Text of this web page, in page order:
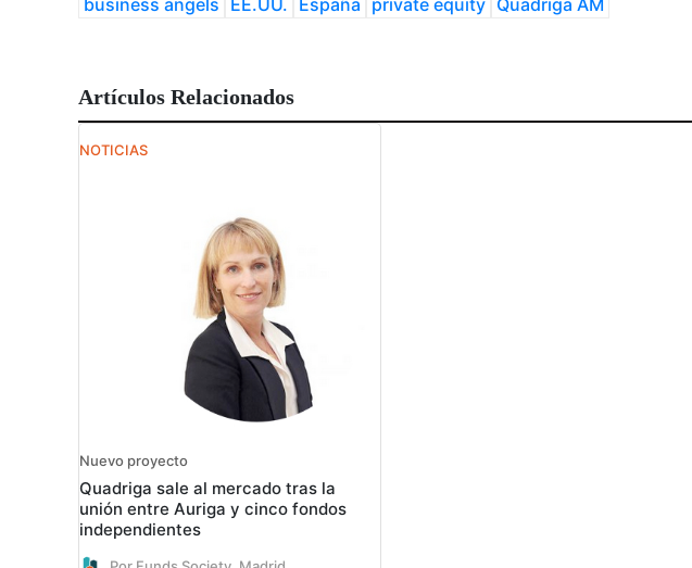
business angels EE.UU. España private equity Quadriga AM
Artículos Relacionados
NOTICIAS
Nuevo proyecto
Quadriga sale al mercado tras la
unión entre Auriga y cinco fondos
independientes